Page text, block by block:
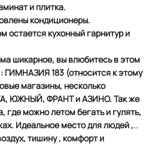
и плитка.
кондиционеры.
остается кухонный гарнитур и
шикарное, вы влюбитесь в этом
ГИМНАЗИЯ 183 (относится к этому
магазины, несколько
ЮЖНЫЙ, ФРАНТ и АЗИНО. Так же
где можно летом бегать и гулять,
Идеальное место для людей ,
тишину , комфорт и